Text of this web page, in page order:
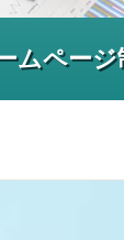
ムペー